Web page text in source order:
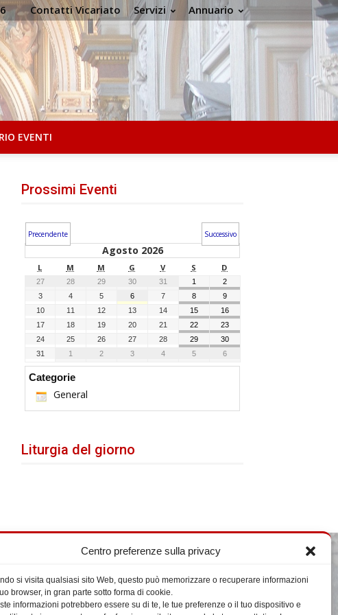
Centro preferenze sulla privacy
si visita qualsiasi sito Web, questo può memorizzare o recuperare informazioni
browser, in gran parte sotto forma di cookie.
informazioni potrebbero essere su di te, le tue preferenze o il tuo dispositivo e
Contatti Vicariato Servizi Annuario
EVENTI
Prossimi Eventi
Precendente Successivo
Agosto 2026
L M M G V S D
27 28 29 30 31 1
2
3
4 5 6 7 8
9
10
11 12 13 14 15
16
17
18 19 20 21 22
23
24
25 26 27 28 29
30
31
1 2 3 4 5 6
Categorie
General
Liturgia del giorno
Seguici su Facebook